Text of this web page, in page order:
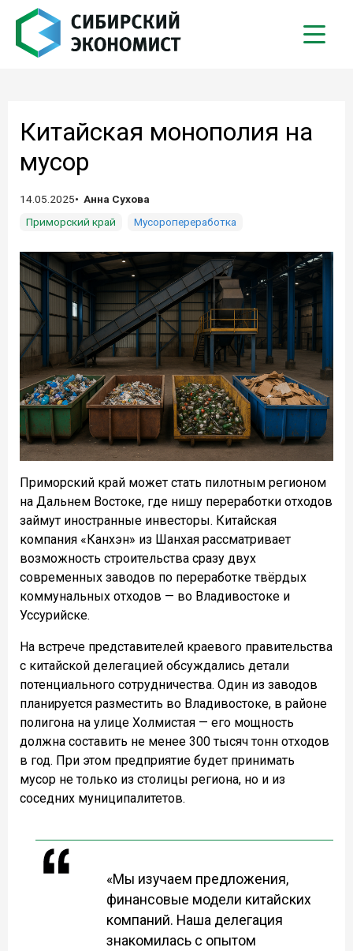
Китайская монополия на
мусор
14.05.2025
Анна Сухова
Приморский край
Мусоропереработка
Приморский край может стать пилотным регионом
на Дальнем Востоке, где нишу переработки отходов
займут иностранные инвесторы. Китайская
компания «Канхэн» из Шанхая рассматривает
возможность строительства сразу двух
современных заводов по переработке твёрдых
коммунальных отходов — во Владивостоке и
Уссурийске.
На встрече представителей краевого правительства
с китайской делегацией обсуждались детали
потенциального сотрудничества. Один из заводов
планируется разместить во Владивостоке, в районе
полигона на улице Холмистая — его мощность
должна составить не менее 300 тысяч тонн отходов
в год. При этом предприятие будет принимать
мусор не только из столицы региона, но и из
соседних муниципалитетов.
«Мы изучаем предложения,
финансовые модели китайских
компаний. Наша делегация
знакомилась с опытом